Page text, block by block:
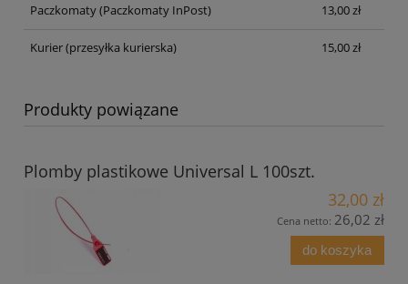
Paczkomaty(Paczkomaty InPost) 13,00 zł
Kurier(przesyłka kurierska) 15,00 zł
Produkty powiązane
Plomby plastikowe Universal L 100szt.
32,00 zł
Cena netto: 26,02 zł
do koszyka